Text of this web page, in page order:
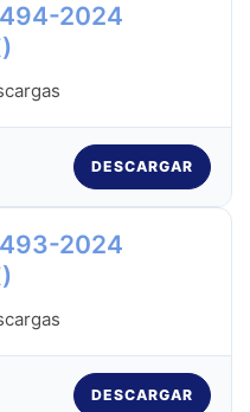
2024
DESCARGAR
2024
DESCARGAR